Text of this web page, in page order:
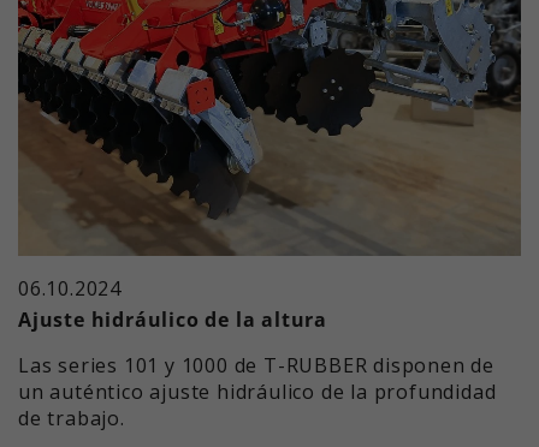
06.10.2024
Ajuste hidráulico de la altura
Las series 101 y 1000 de T-RUBBER disponen de
un auténtico ajuste hidráulico de la profundidad
de trabajo.